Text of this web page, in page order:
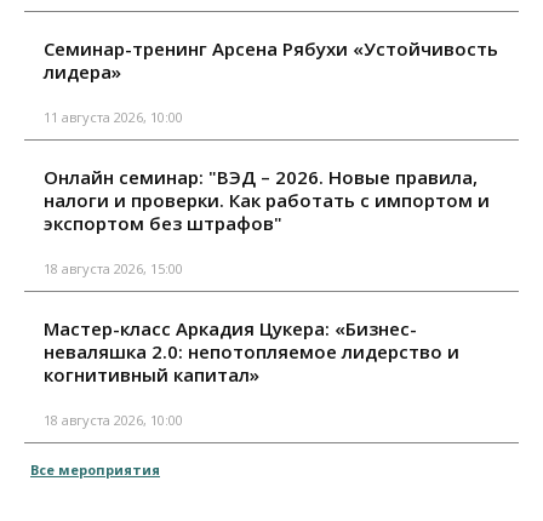
Семинар-тренинг Арсена Рябухи «Устойчивость
лидера»
11 августа 2026, 10:00
Онлайн семинар: "ВЭД – 2026. Новые правила,
налоги и проверки. Как работать с импортом и
экспортом без штрафов"
18 августа 2026, 15:00
Мастер-класс Аркадия Цукера: «Бизнес-
неваляшка 2.0: непотопляемое лидерство и
когнитивный капитал»
18 августа 2026, 10:00
Все мероприятия